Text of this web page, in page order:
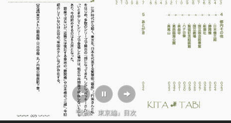
『北旅 東京編』目次